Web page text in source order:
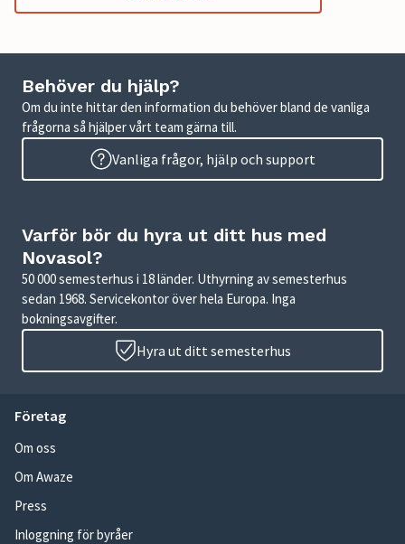
Behöver du hjälp?
Om du inte hittar den information du behöver bland de vanliga
frågorna så hjälper vårt team gärna till.
Vanliga frågor, hjälp och support
Varför bör du hyra ut ditt hus med
Novasol?
50 000 semesterhus i 18 länder. Uthyrning av semesterhus
sedan 1968. Servicekontor över hela Europa. Inga
bokningsavgifter.
Hyra ut ditt semesterhus
Företag
Om oss
Om Awaze
Press
Inloggning för byråer